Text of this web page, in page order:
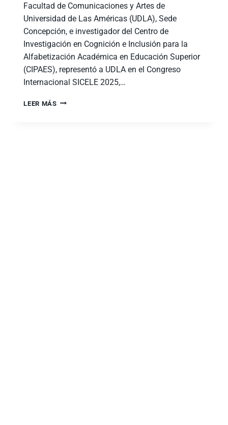
Facultad de Comunicaciones y Artes de
Universidad de Las Américas (UDLA), Sede
Concepción, e investigador del Centro de
Investigación en Cognición e Inclusión para la
Alfabetización Académica en Educación Superior
(CIPAES), representó a UDLA en el Congreso
Internacional SICELE 2025,…
LEER MÁS